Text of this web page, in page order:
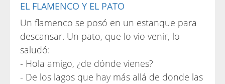
EL FLAMENCO Y EL PATO
Un flamenco se posó en un estanque para
descansar. Un pato, que lo vio venir, lo
saludó:
- Hola amigo, ¿de dónde vienes?
- De los lagos que hay más allá de donde las